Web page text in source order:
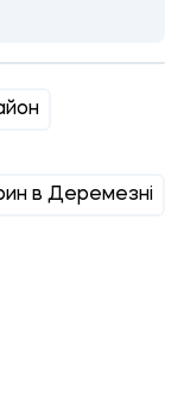
в Деремезні